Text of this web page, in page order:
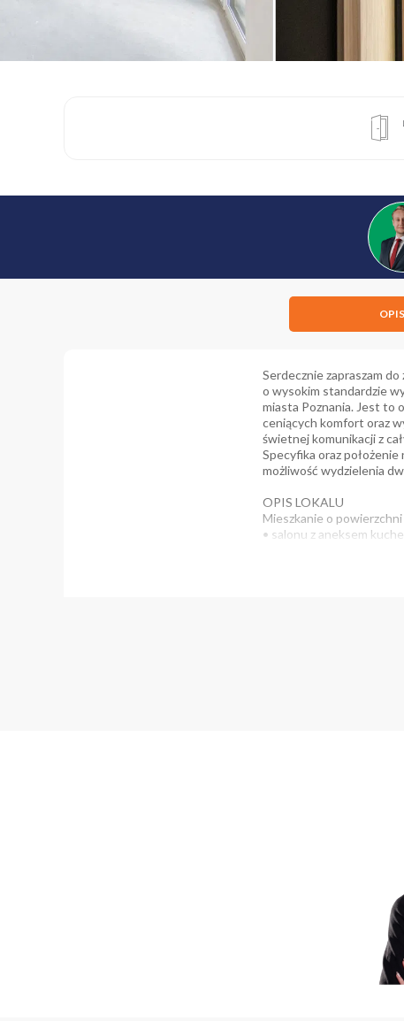
Serdecznie zapraszam
o wysokim standardzie
miasta Poznania. Jest to
ceniących komfort oraz
świetnej komunikacji z
Specyfika oraz
możliwość wydzielenia
OPIS LOKALU
Mieszkanie o
• salonu z aneksem
• sypialni z wyjściem na
• miejsce postoje w hali
• Park im. Karola
• SMASH | Kawiarnia i
• Moremma w odległości
• LOLA Chinese
• Pizzeria Tivoli - Wilda w
• Pizza Midgard w
• GRANVEGANO w
• Suszone Pomidory w
• Manufaktura Lodów